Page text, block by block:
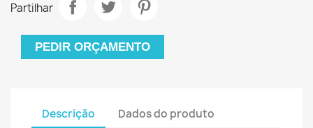
Partilhar
PEDIR ORÇAMENTO
Descrição Dados do produto